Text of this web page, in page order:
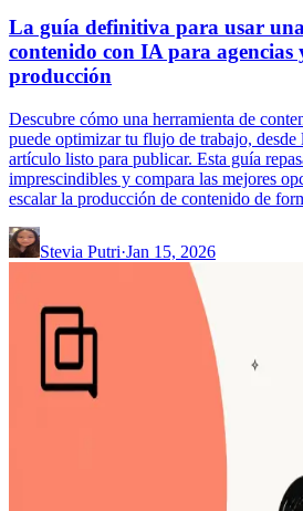
La guía definitiva para usar
contenido con IA para agencias
producción
Descubre cómo una herramienta de
puede optimizar tu flujo de trabajo, desde
artículo listo para publicar. Esta guía
imprescindibles y compara las mejores
escalar la producción de contenido de
Stevia Putri·Jan 15, 2026